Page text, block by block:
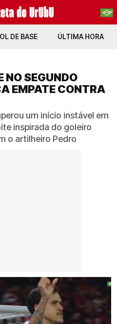
PT-BR
DE BASE ÚLTIMA HORA
NO SEGUNDO
EMPATE CONTRA
um início instável em
inspirada do goleiro
o artilheiro Pedro